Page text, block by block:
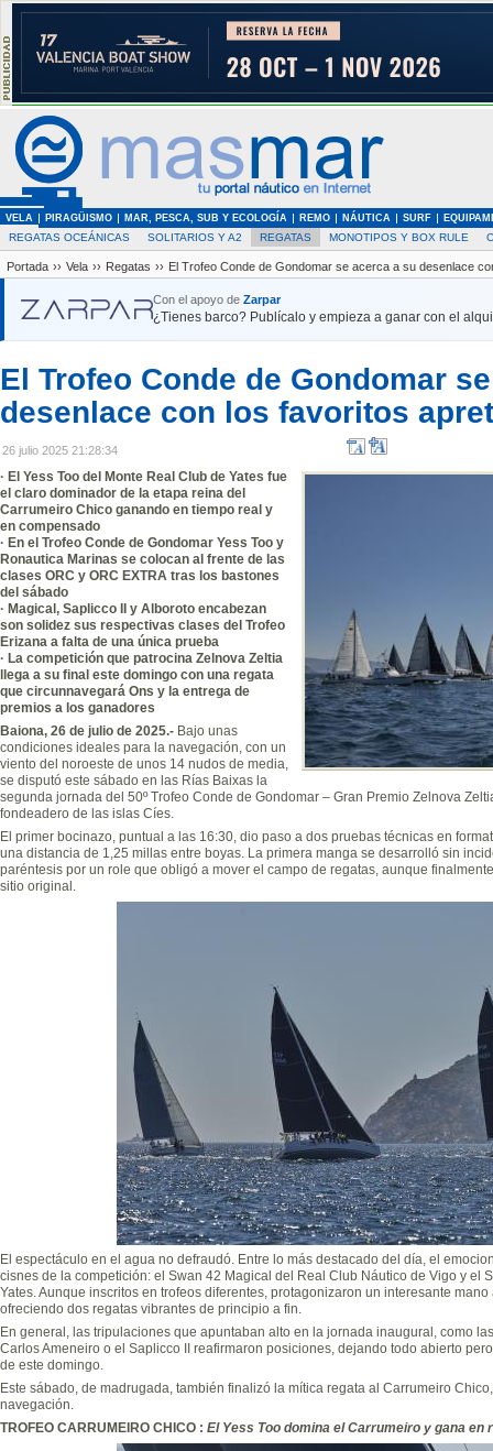
VELA PIRAGÜISMO MAR, PESCA, SUB Y ECOLOGÍA REMO NÁUTICA SURF
REGATAS OCEÁNICAS SOLITARIOS Y A2 REGATAS MONOTIPOS Y BOX RULE
Portada ›› Vela ›› Regatas ›› El Trofeo Conde de Gondomar se acerca a su desenlace
Con el apoyo de Zarpar
¿Tienes barco? Publícalo y empieza a ganar con el
El Trofeo Conde de Gondomar
desenlace con los favoritos
26 julio 2025 21:28:34
· El Yess Too del Monte Real Club de Yates fue
el claro dominador de la etapa reina del
Carrumeiro Chico ganando en tiempo real y
en compensado
· En el Trofeo Conde de Gondomar Yess Too y
Ronautica Marinas se colocan al frente de las
clases ORC y ORC EXTRA tras los bastones
del sábado
· Magical, Saplicco II y Alboroto encabezan
son solidez sus respectivas clases del Trofeo
Erizana a falta de una única prueba
· La competición que patrocina Zelnova Zeltia
llega a su final este domingo con una regata
que circunnavegará Ons y la entrega de
premios a los ganadores
Baiona, 26 de julio de 2025.- Bajo unas
condiciones ideales para la navegación, con un
viento del noroeste de unos 14 nudos de media,
se disputó este sábado en las Rías Baixas la
segunda jornada del 50º Trofeo Conde de Gondomar – Gran Premio Zelnova
fondeadero de las islas Cíes.
El primer bocinazo, puntual a las 16:30, dio paso a dos pruebas técnicas en
una distancia de 1,25 millas entre boyas. La primera manga se desarrolló sin
paréntesis por un role que obligó a mover el campo de regatas, aunque
sitio original.
El espectáculo en el agua no defraudó. Entre lo más destacado del día, el
cisnes de la competición: el Swan 42 Magical del Real Club Náutico de Vigo y el
Yates. Aunque inscritos en trofeos diferentes, protagonizaron un interesante
ofreciendo dos regatas vibrantes de principio a fin.
En general, las tripulaciones que apuntaban alto en la jornada inaugural, como
Carlos Ameneiro o el Saplicco II reafirmaron posiciones, dejando todo abierto
de este domingo.
Este sábado, de madrugada, también finalizó la mítica regata al Carrumeiro
navegación.
TROFEO CARRUMEIRO CHICO : El Yess Too domina el Carrumeiro y gana en